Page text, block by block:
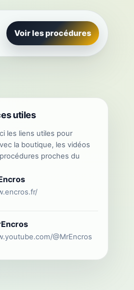
Voir les procédures
utiles
les liens utiles pour
la boutique, les vidéos
proches du
@MrEncros